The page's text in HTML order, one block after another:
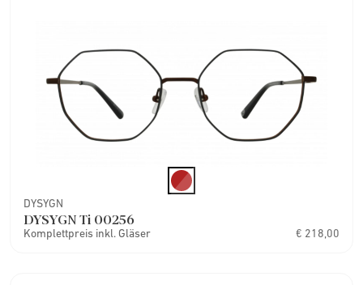
DYSYGN
DYSYGN Ti 00256
Komplettpreis inkl. Gläser € 218,00